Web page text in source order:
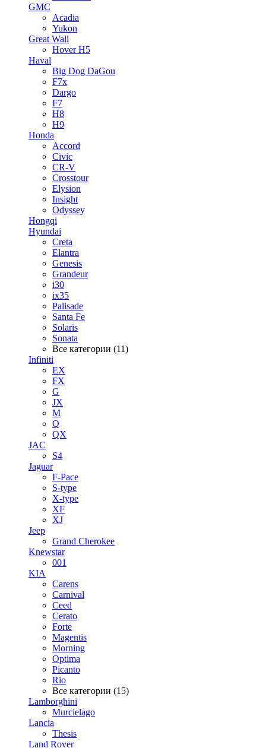
GMC
Acadia
Yukon
Great Wall
Hover H5
Haval
Big Dog DaGou
F7x
Dargo
F7
H8
H9
Honda
Accord
Civic
CR-V
Crosstour
Elysion
Insight
Odyssey
Hongqi
Hyundai
Creta
Elantra
Genesis
Grandeur
i30
ix35
Palisade
Santa Fe
Solaris
Sonata
Все категории (11)
Infiniti
EX
FX
G
JX
M
Q
QX
JAC
S4
Jaguar
F-Pace
S-type
X-type
XF
XJ
Jeep
Grand Cherokee
Knewstar
001
KIA
Carens
Carnival
Ceed
Cerato
Forte
Magentis
Morning
Optima
Picanto
Rio
Все категории (15)
Lamborghini
Murcielago
Lancia
Thesis
Land Rover